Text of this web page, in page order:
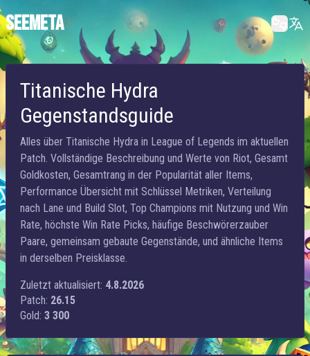
SEEMETA
Titanische Hydra
Gegenstandsguide
Alles über Titanische Hydra in League of Legends im aktuellen
Patch. Vollständige Beschreibung und Werte von Riot, Gesamt
Goldkosten, Gesamtrang in der Popularität aller Items,
Performance Übersicht mit Schlüssel Metriken, Verteilung
nach Lane und Build Slot, Top Champions mit Nutzung und Win
Rate, höchste Win Rate Picks, häufige Beschwörerzauber
Paare, gemeinsam gebaute Gegenstände, und ähnliche Items
in derselben Preisklasse.
Zuletzt aktualisiert: 4.8.2026
Patch: 26.15
Gold: 3 300